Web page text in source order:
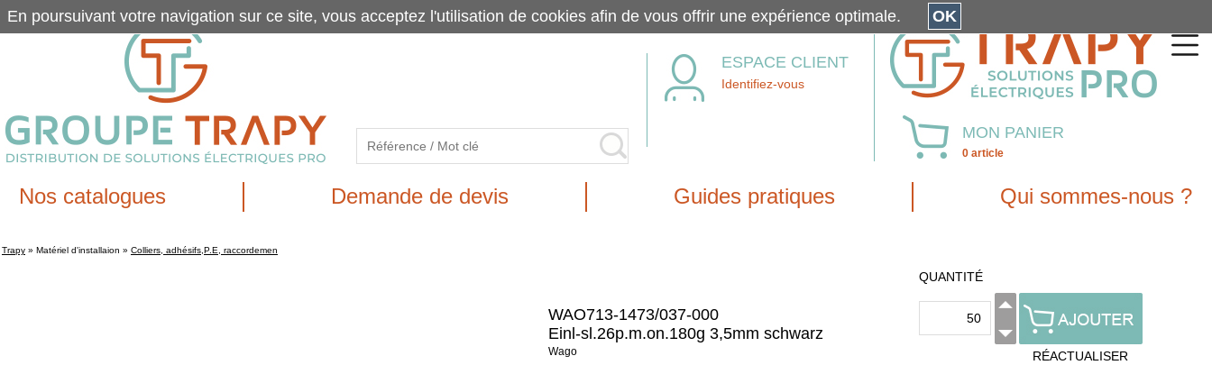
ESPACE CLIENT
Identifiez-vous
MON PANIER
0 article
Nos catalogues Demande de devis Guides pratiques Qui sommes-nous ?
Trapy » Matériel d'installaion » Colliers, adhésifs,P.E, raccordemen
WAO713-1473/037-000
Einl-sl.26p.m.on.180g 3,5mm schwarz
Wago
QUANTITÉ
RÉACTUALISER
En poursuivant votre navigation sur ce site, vous acceptez l'utilisation de cookies afin de vous offrir une expérience optimale. OK